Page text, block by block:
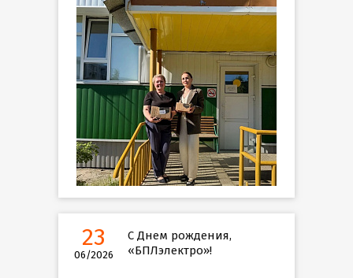
23
06/2026
С Днем рождения,
«БПЛэлектро»!